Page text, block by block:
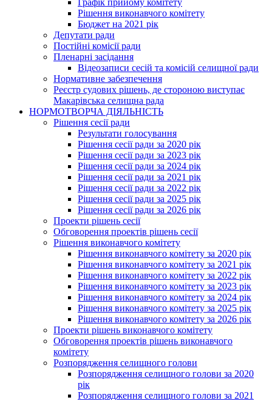
Графік прийому комітету
Рішення виконавчого комітету
Бюджет на 2021 рік
Депутати ради
Постійні комісії ради
Пленарні засідання
Відеозаписи сесій та комісій селищної ради
Нормативне забезпечення
Реєстр судових рішень, де стороною виступає
Макарівська селищна рада
НОРМОТВОРЧА ДІЯЛЬНІСТЬ
Рішення сесії ради
Результати голосування
Рішення сесії ради за 2020 рік
Рішення сесії ради за 2023 рік
Рішення сесії ради за 2024 рік
Рішення сесії ради за 2021 рік
Рішення сесії ради за 2022 рік
Рішення сесії ради за 2025 рік
Рішення сесії ради за 2026 рік
Проекти рішень сесії
Обговорення проектів рішень сесії
Рішення виконавчого комітету
Рішення виконавчого комітету за 2020 рік
Рішення виконавчого комітету за 2021 рік
Рішення виконавчого комітету за 2022 рік
Рішення виконавчого комітету за 2023 рік
Рішення виконавчого комітету за 2024 рік
Рішення виконавчого комітету за 2025 рік
Рішення виконавчого комітету за 2026 рік
Проекти рішень виконавчого комітету
Обговорення проектів рішень виконавчого
комітету
Розпорядження селищного голови
Розпорядження селищного голови за 2020
рік
Розпорядження селищного голови за 2021